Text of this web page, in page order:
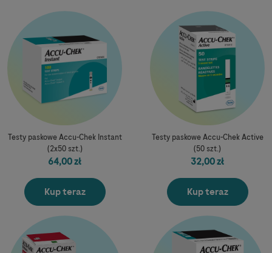
Testy paskowe Accu-Chek Instant
(2x50 szt.)
64,00 zł
Kup teraz
Testy paskowe Accu-Chek Active
(50 szt.)
32,00 zł
Kup teraz